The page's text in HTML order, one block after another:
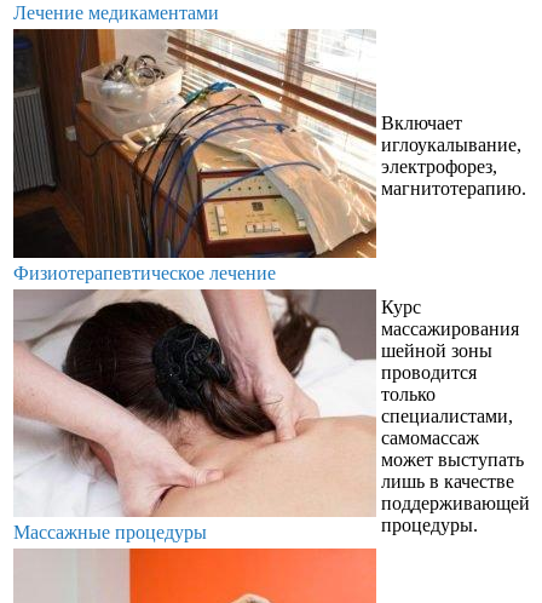
Лечение медикаментами
Физиотерапевтическое лечение
Включает
иглоукалывание,
электрофорез,
магнитотерапию.
Массажные процедуры
Курс
массажирования
шейной зоны
проводится
только
специалистами,
самомассаж
может выступать
лишь в качестве
поддерживающей
процедуры.